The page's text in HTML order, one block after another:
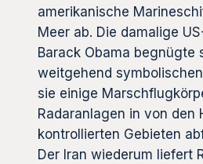
amerikanische
Meer ab. Die damalige
Barack Obama begnügte
weitgehend
sie einige
Radaranlagen in von den
kontrollierten Gebieten
Der Iran wiederum liefert